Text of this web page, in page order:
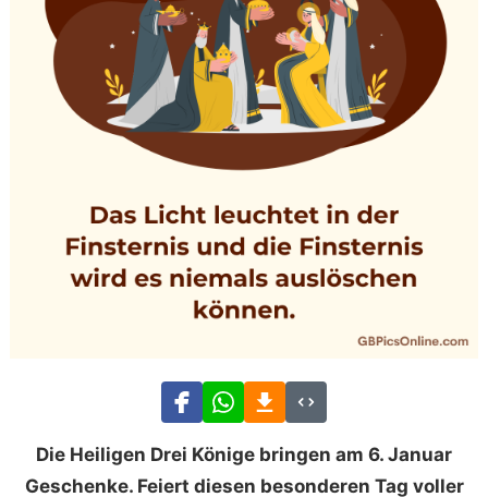
Die Heiligen Drei Könige bringen am 6. Januar
Geschenke. Feiert diesen besonderen Tag voller